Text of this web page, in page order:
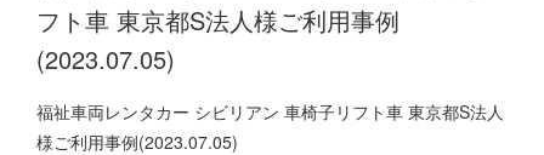
フト車 東京都S法人様ご利用事例
(2023.07.05)
福祉車両レンタカー シビリアン 車椅子リフト車 東京都S法人
様ご利用事例(2023.07.05)